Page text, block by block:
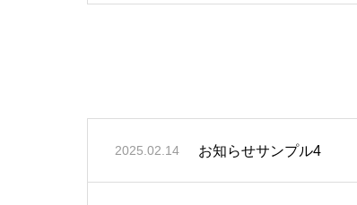
2025.02.14 お知らせサンプル4